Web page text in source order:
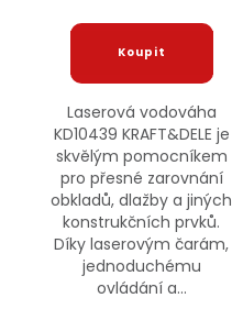
Laserová vodováha
KD10439 KRAFT&DELE je
skvělým pomocníkem
pro přesné zarovnání
obkladů, dlažby a jiných
konstrukčních prvků.
Díky laserovým čarám,
jednoduchému
ovládání a...